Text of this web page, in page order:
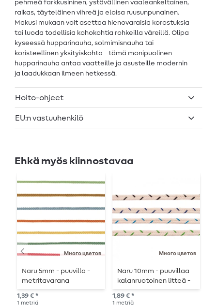
pehmeä farkkusininen, ystävällinen vaaleankeltainen,
raikas, täyteläinen vihreä ja eloisa ruusunpunainen.
Makusi mukaan voit asettaa hienovaraisia korostuksia
tai luoda todellisia kohokohtia rohkeilla väreillä. Olipa
kyseessä hupparinauha, solmimisnauha tai
koristeellinen yksityiskohta - tämä monipuolinen
hupparinauha antaa vaatteille ja asusteille modernin
ja laadukkaan ilmeen hetkessä.
Hoito-ohjeet
EU:n vastuuhenkilö
Ehkä myös kiinnostavaa
Много цветов
Naru 5mm - puuvilla -
metritavarana
1,39 € *
1 metriä
Много цветов
Naru 10mm - puuvillaa
kalanruotoinen litteä -
metritavarana.
1,89 € *
1 metriä